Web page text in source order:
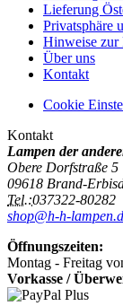
Lieferung
Privatsphäre
Hinweise zur
Über uns
Kontakt
Cookie
Kontakt
Lampen der
Obere Dorfstraße 5
09618 Brand-
Tel.:037322-80282
shop@h-h-
Öffnungszeiten:
Montag - Freitag
Vorkasse /